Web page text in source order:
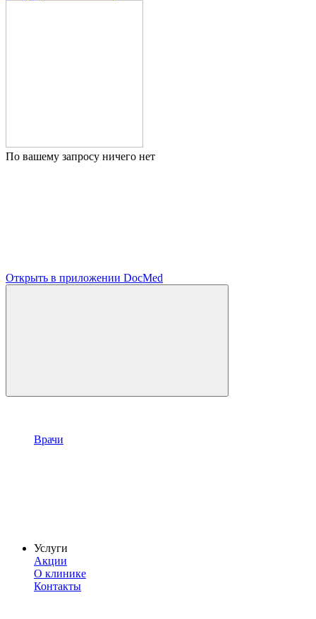
По вашему запросу ничего нет
Открыть в приложении DocMed
Врачи
Услуги
Акции
О клинике
Контакты